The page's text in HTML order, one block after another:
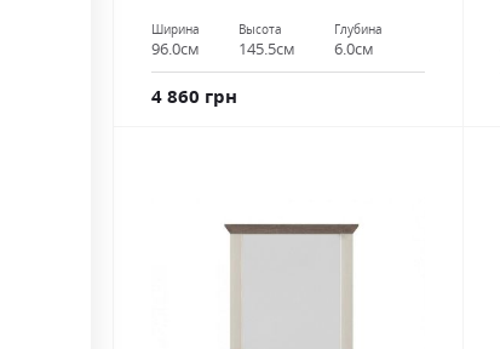
Ширина
96.0см
Высота
145.5см
Глубина
6.0см
4 860 грн